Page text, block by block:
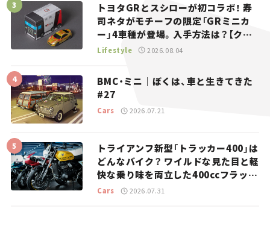
トヨタGRとスシローが初コラボ！ 寿
司ネタがモチーフの限定「GRミニカ
ー」4車種が登場。入手方法は？【クル
マとホビー】
Lifestyle 2026.08.04
BMC・ミニ｜ぼくは、車と生きてきた
#27
Cars 2026.07.21
トライアンフ新型「トラッカー400」は
どんなバイク？ ワイルドな見た目と軽
快な乗り味を両立した400ccフラット
トラッカー【試乗レビュー】
Cars 2026.07.31